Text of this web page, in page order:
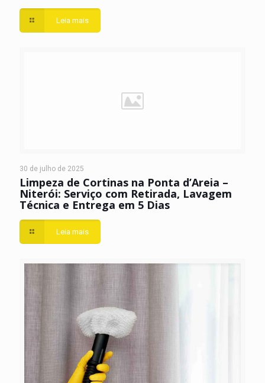
Leia mais
30 de julho de 2025
Limpeza de Cortinas na Ponta d’Areia –
Niterói: Serviço com Retirada, Lavagem
Técnica e Entrega em 5 Dias
Leia mais